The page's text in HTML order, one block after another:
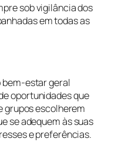
sob vigilância dos
em todas as
bem-estar geral
oportunidades que
grupos escolherem
se adequem às suas
e preferências.